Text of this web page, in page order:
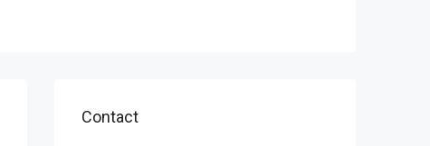
Contact